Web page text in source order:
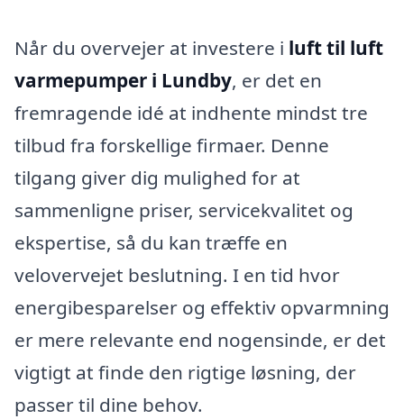
Når du overvejer at investere i luft til luft
varmepumper i Lundby, er det en
fremragende idé at indhente mindst tre
tilbud fra forskellige firmaer. Denne
tilgang giver dig mulighed for at
sammenligne priser, servicekvalitet og
ekspertise, så du kan træffe en
velovervejet beslutning. I en tid hvor
energibesparelser og effektiv opvarmning
er mere relevante end nogensinde, er det
vigtigt at finde den rigtige løsning, der
passer til dine behov.